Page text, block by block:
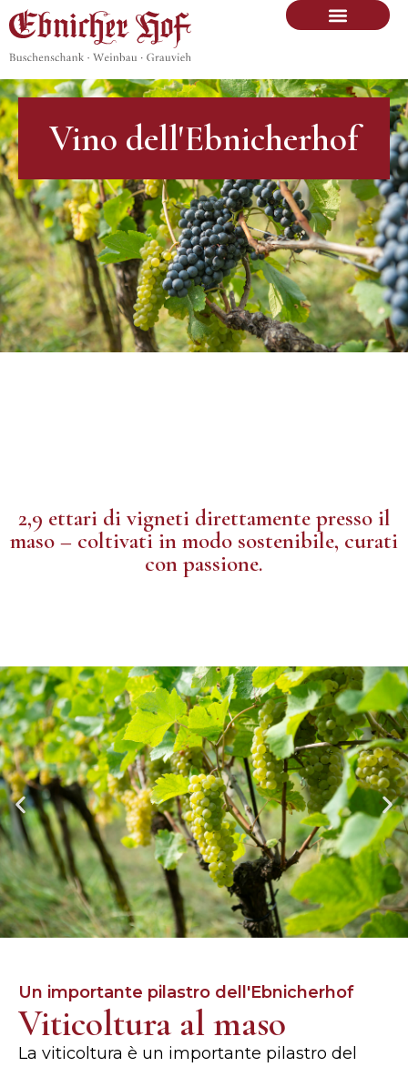
Vino dell'Ebnicherhof
2,9 ettari di vigneti direttamente presso il
maso – coltivati in modo sostenibile, curati
con passione.
Un importante pilastro dell'Ebnicherhof
Viticoltura al maso
La viticoltura è un importante pilastro del